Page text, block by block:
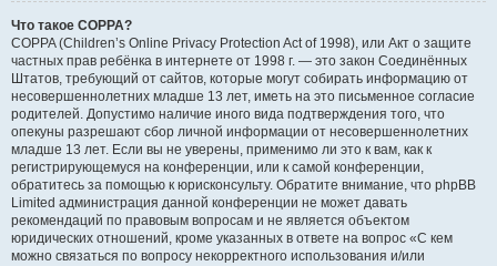
Что такое COPPA?
COPPA (Children’s Online Privacy Protection Act of 1998), или Акт о защите
частных прав ребёнка в интернете от 1998 г. — это закон Соединённых
Штатов, требующий от сайтов, которые могут собирать информацию от
несовершеннолетних младше 13 лет, иметь на это письменное согласие
родителей. Допустимо наличие иного вида подтверждения того, что
опекуны разрешают сбор личной информации от несовершеннолетних
младше 13 лет. Если вы не уверены, применимо ли это к вам, как к
регистрирующемуся на конференции, или к самой конференции,
обратитесь за помощью к юрисконсульту. Обратите внимание, что phpBB
Limited администрация данной конференции не может давать
рекомендаций по правовым вопросам и не является объектом
юридических отношений, кроме указанных в ответе на вопрос «С кем
можно связаться по вопросу некорректного использования и/или